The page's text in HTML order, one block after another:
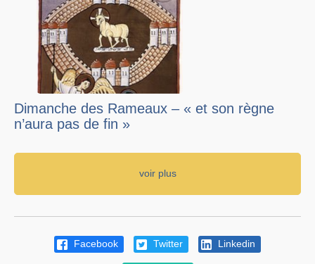
Dimanche des Rameaux – « et son règne
n’aura pas de fin »
voir plus
Facebook Twitter Linkedin